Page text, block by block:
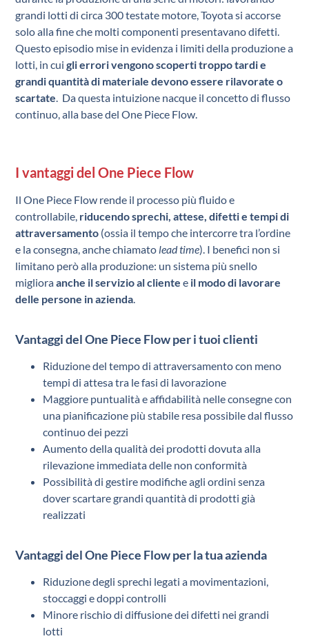
grandi lotti di circa 300 testate motore, Toyota si accorse
solo alla fine che molti componenti presentavano difetti.
Questo episodio mise in evidenza i limiti della produzione a
lotti, in cuigli errori vengono scoperti troppo tardi e
grandi quantità di materiale devono essere rilavorate o
scartate. Da questa intuizione nacque il concetto di flusso
continuo, alla base del One Piece Flow.
I vantaggi del One Piece Flow
Il One Piece Flow rende il processo più fluido e
controllabile, riducendo sprechi, attese, difetti e tempi di
attraversamento (ossia il tempo che intercorre tra l’ordine
e la consegna, anche chiamato lead time). I benefici non si
limitano però alla produzione: un sistema più snello
miglioraanche il servizio al cliente e il modo di lavorare
delle persone in azienda.
Vantaggi del One Piece Flow per i tuoi clienti
Riduzione del tempo di attraversamento con meno
tempi di attesa tra le fasi di lavorazione
Maggiore puntualità e affidabilità nelle consegne con
una pianificazione più stabile resa possibile dal flusso
continuo dei pezzi
Aumento della qualità dei prodotti dovuta alla
rilevazione immediata delle non conformità
Possibilità di gestire modifiche agli ordini senza
dover scartare grandi quantità di prodotti già
realizzati
Vantaggi del One Piece Flow per la tua azienda
Riduzione degli sprechi legati a movimentazioni,
stoccaggi e doppi controlli
Minore rischio di diffusione dei difetti nei grandi
lotti